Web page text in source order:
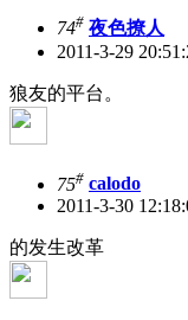
74# 夜色撩人
2011-3-29
狼友的平台。
75# calodo
2011-3-30
的发生改革